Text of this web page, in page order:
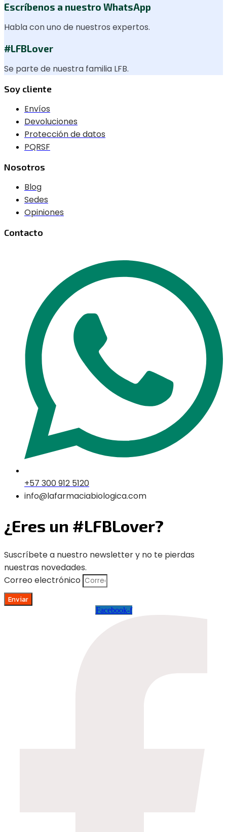
Escríbenos a nuestro WhatsApp
Habla con uno de nuestros expertos.
#LFBLover
Se parte de nuestra familia LFB.
Soy cliente
Envíos
Devoluciones
Protección de datos
PQRSF
Nosotros
Blog
Sedes
Opiniones
Contacto
+57 300 912 5120
info@lafarmaciabiologica.com
¿Eres un #LFBLover?
Suscríbete a nuestro newsletter y no te pierdas
nuestras novedades.
Correo electrónico
Enviar
Facebook-f